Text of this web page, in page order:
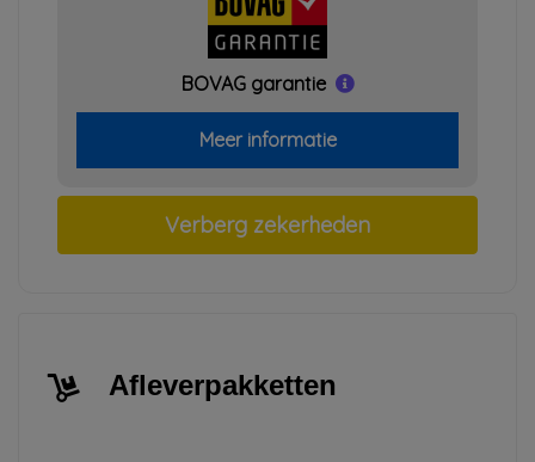
BOVAG garantie
Meer informatie
Verberg zekerheden
Afleverpakketten